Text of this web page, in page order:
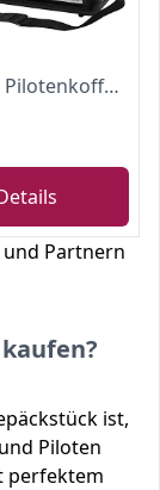
anndora Pilotenkoffer Businesskoffer TSA Schlösser Aluminium Oberfläche Schwarz
und Partnern
ist,
Piloten
perfektem